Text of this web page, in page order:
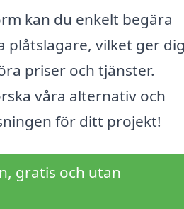
kan du enkelt begära
plåtslagare, vilket ger dig
priser och tjänster.
våra alternativ och
för ditt projekt!
gratis och utan